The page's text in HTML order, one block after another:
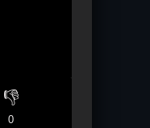
👎
0